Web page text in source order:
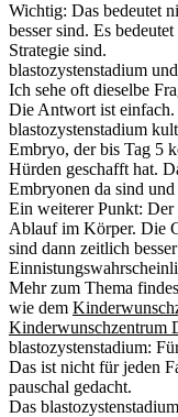
Wichtig: Das bedeutet
besser sind. Es
Strategie sind.
blastozystenstadium
Ich sehe oft dieselbe
Die Antwort ist
blastozystenstadium
Embryo, der bis Tag 5
Hürden geschafft hat.
Embryonen da sind
Ein weiterer Punkt: Der
Ablauf im Körper. Die
sind dann zeitlich
Mehr zum Thema
wie dem
Kinderwunschzentrum
blastozystenstadium:
Das ist nicht für jeden
pauschal gedacht.
Das